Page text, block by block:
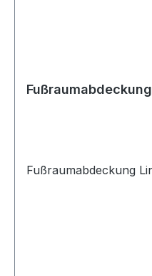
Fußraumabdeckung